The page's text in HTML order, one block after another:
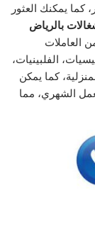
يمكنك العثور
بالرياض
العاملات
الفلبينيات،
كما يمكن
الشهري، مما